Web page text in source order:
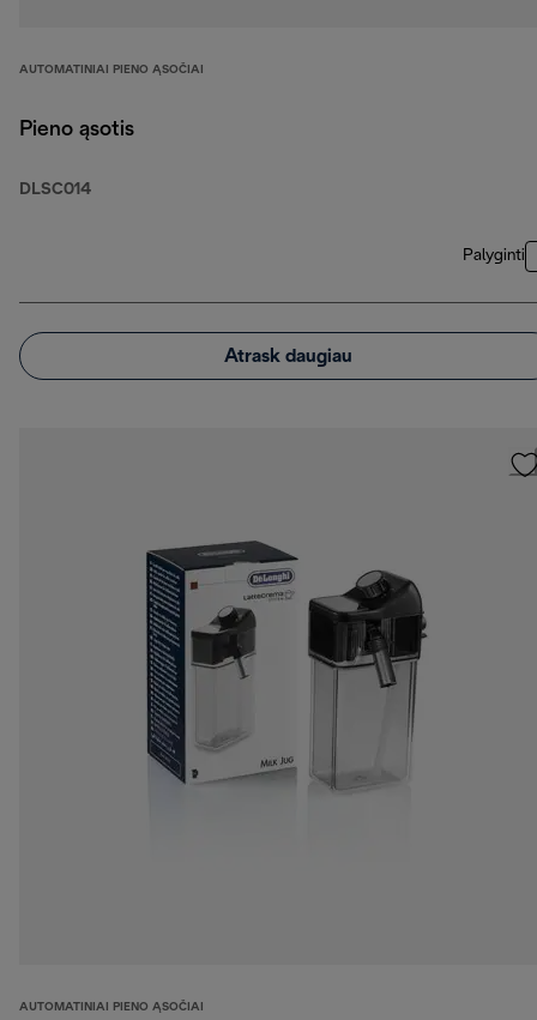
AUTOMATINIAI PIENO ĄSOČIAI
Pieno ąsotis
DLSC014
Palyginti
Atrask daugiau
AUTOMATINIAI PIENO ĄSOČIAI